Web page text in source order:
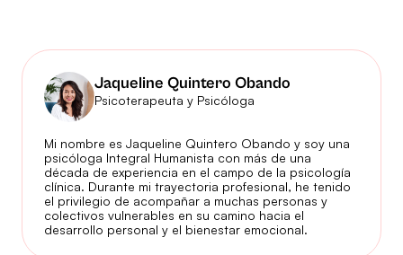
Jaqueline Quintero Obando
Psicoterapeuta y Psicóloga
Mi nombre es Jaqueline Quintero Obando y soy una
psicóloga Integral Humanista con más de una
década de experiencia en el campo de la psicología
clínica. Durante mi trayectoria profesional, he tenido
el privilegio de acompañar a muchas personas y
colectivos vulnerables en su camino hacia el
desarrollo personal y el bienestar emocional.